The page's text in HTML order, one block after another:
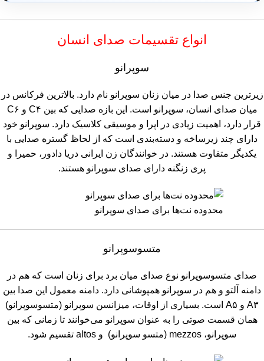
انواع تقسیمات صدای انسان
سوپرانو
زیرترین جنس صدا در میان زنان سوپرانو نام دارد. بالاترین فرکانس در
میان صدای انسان، سوپرانو است. این بازه صدایی که بین C۴ و C۶
قرار دارد، اهمیت زیادی در اپرا و موسیقی کلاسیک دارد. سوپرانو خود
دارای چند زیرساخه و دسته‌بندی است که از لحاظ گستره صدایی با
یکدیگر متفاوت هستند. در خوانندگان زن ایرانی دریا دادور، حمیرا و
پری زنگنه دارای صدای سوپرانو هستند.
محدوده نت‌ها برای صدای سوپرانو
متسوسوپرانو
صدای متسو‌سوپرانو نوع صدای میان برد برای زنان است که هم در
دامنه آلتو و هم در سوپرانو همپوشانی دارد. دامنه معمول این صدا بین
A۳ و A۵ است. بسیاری از اوقات، میزانسن سوپرانو (متسوسوپرانو)
همان قسمت صوتی را به عنوان سوپرانو می‌خوانند تا زمانی که بین
سوپرانو، mezzos (متسو سوپرانو) و altos تقسیم شود.